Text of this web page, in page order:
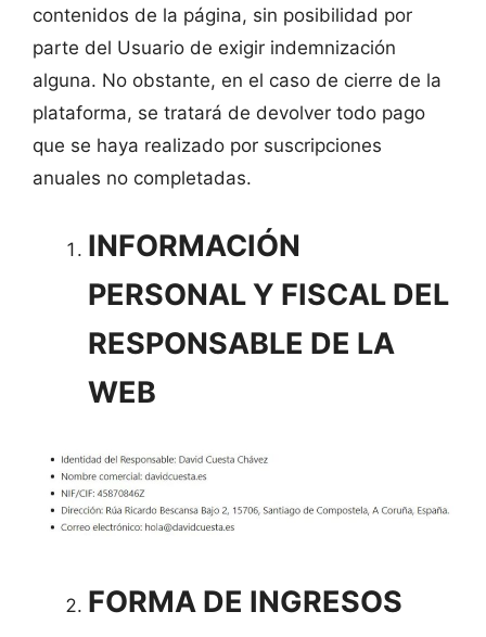
contenidos de la página, sin posibilidad por
parte del Usuario de exigir indemnización
alguna. No obstante, en el caso de cierre de la
plataforma, se tratará de devolver todo pago
que se haya realizado por suscripciones
anuales no completadas.
INFORMACIÓN
PERSONAL Y FISCAL DEL
RESPONSABLE DE LA
WEB
FORMA DE INGRESOS